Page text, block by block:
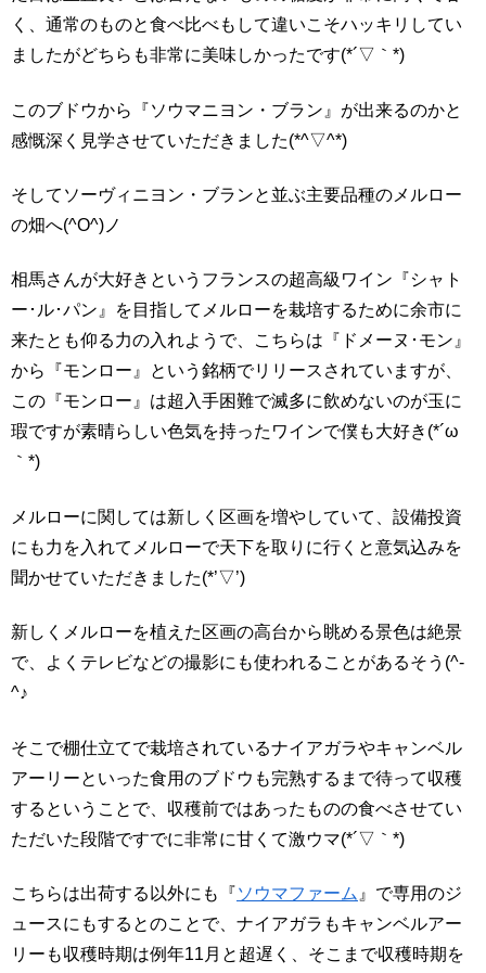
く、通常のものと食べ比べもして違いこそハッキリしてい
ましたがどちらも非常に美味しかったです(*´▽｀*)
このブドウから『ソウマニヨン・ブラン』が出来るのかと
感慨深く見学させていただきました(*^▽^*)
そしてソーヴィニヨン・ブランと並ぶ主要品種のメルロー
の畑へ(^O^)ノ
相馬さんが大好きというフランスの超高級ワイン『シャト
ー･ル･パン』を目指してメルローを栽培するために余市に
来たとも仰る力の入れようで、こちらは『ドメーヌ･モン』
から『モンロー』という銘柄でリリースされていますが、
この『モンロー』は超入手困難で滅多に飲めないのが玉に
瑕ですが素晴らしい色気を持ったワインで僕も大好き(*´ω
｀*)
メルローに関しては新しく区画を増やしていて、設備投資
にも力を入れてメルローで天下を取りに行くと意気込みを
聞かせていただきました(*’▽’)
新しくメルローを植えた区画の高台から眺める景色は絶景
で、よくテレビなどの撮影にも使われることがあるそう(^-
^♪
そこで棚仕立てで栽培されているナイアガラやキャンベル
アーリーといった食用のブドウも完熟するまで待って収穫
するということで、収穫前ではあったものの食べさせてい
ただいた段階ですでに非常に甘くて激ウマ(*´▽｀*)
こちらは出荷する以外にも『ソウマファーム 』で専用のジ
ュースにもするとのことで、ナイアガラもキャンベルアー
リーも収穫時期は例年11月と超遅く、そこまで収穫時期を